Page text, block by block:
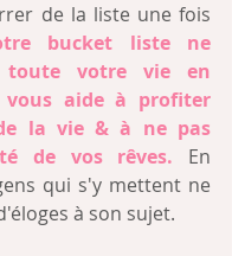
de la liste une fois
bucket liste ne
toute votre vie en
vous aide à profiter
la vie & à ne pas
de vos rêves. En
qui s'y mettent ne
à son sujet.